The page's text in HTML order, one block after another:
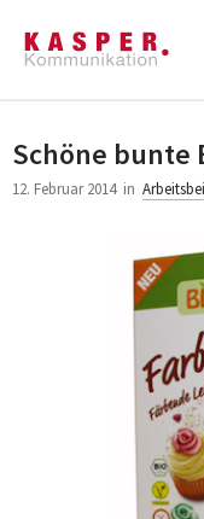
Schöne bunte
12. Februar 2014 in